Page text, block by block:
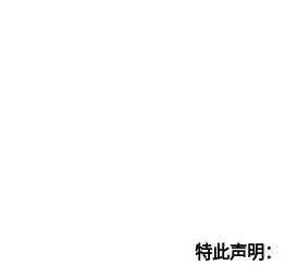
特此声明：